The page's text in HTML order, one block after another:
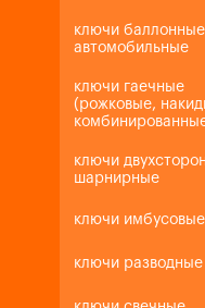
ключи баллонные
автомобильные
ключи гаечные
(рожковые,
ключи
шарнирные
ключи имбусовые
ключи разводные